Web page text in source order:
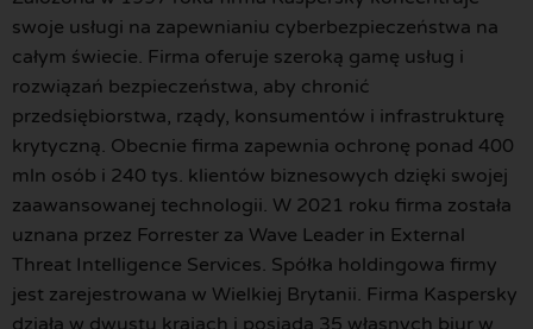
swoje usługi na zapewnianiu cyberbezpieczeństwa na
całym świecie. Firma oferuje szeroką gamę usług i
rozwiązań bezpieczeństwa, aby chronić
przedsiębiorstwa, rządy, konsumentów i infrastrukturę
krytyczną. Obecnie firma zapewnia ochronę ponad 400
mln osób i 240 tys. klientów biznesowych dzięki swojej
zaawansowanej technologii. W 2021 roku firma została
uznana przez Forrester za Wave Leader in External
Threat Intelligence Services. Spółka holdingowa firmy
jest zarejestrowana w Wielkiej Brytanii. Firma Kaspersky